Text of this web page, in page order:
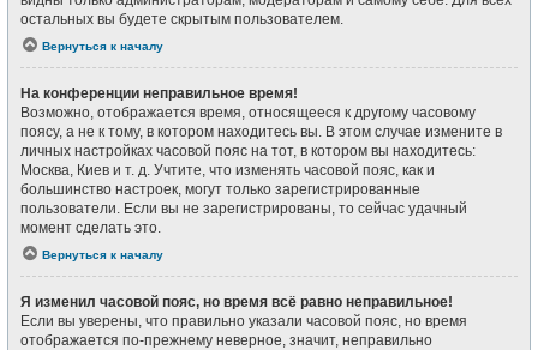
остальных вы будете скрытым пользователем.
Вернуться к началу
На конференции неправильное время!
Возможно, отображается время, относящееся к другому часовому
поясу, а не к тому, в котором находитесь вы. В этом случае измените в
личных настройках часовой пояс на тот, в котором вы находитесь:
Москва, Киев и т. д. Учтите, что изменять часовой пояс, как и
большинство настроек, могут только зарегистрированные
пользователи. Если вы не зарегистрированы, то сейчас удачный
момент сделать это.
Вернуться к началу
Я изменил часовой пояс, но время всё равно неправильное!
Если вы уверены, что правильно указали часовой пояс, но время
отображается по-прежнему неверное, значит, неправильно